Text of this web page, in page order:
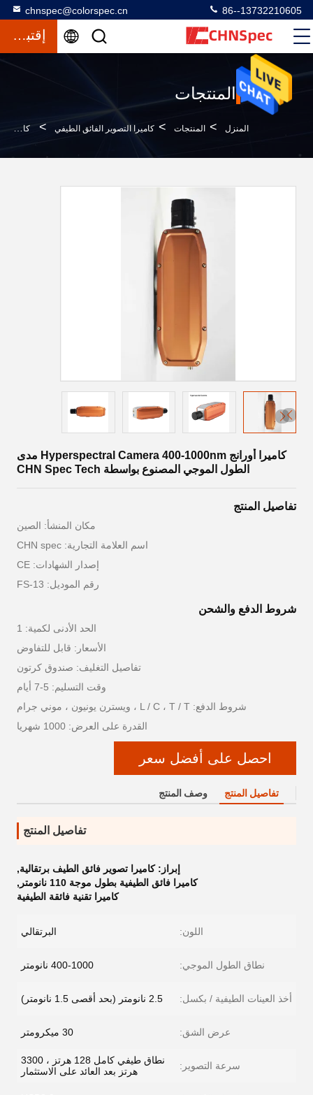
chnspec@colorspec.cn 86--13732210605
إقتباس
المنتجات
المنزل > المنتجات > كاميرا التصوير الفائق الطيفي > كاميرا أورانج Hyperspectral Camera 400-1000nm مدى الطول الموجي المصنوع بواسطة CHN Spec Tech
كاميرا أورانج Hyperspectral Camera 400-1000nm مدى
الطول الموجي المصنوع بواسطة CHN Spec Tech
تفاصيل المنتج
مكان المنشأ: الصين
اسم العلامة التجارية: CHN spec
إصدار الشهادات: CE
رقم الموديل: FS-13
شروط الدفع والشحن
الحد الأدنى لكمية: 1
الأسعار: قابل للتفاوض
تفاصيل التغليف: صندوق كرتون
وقت التسليم: 5-7 أيام
شروط الدفع: L / C ، T / T ، ويسترن يونيون ، موني جرام
القدرة على العرض: 1000 شهريا
احصل على أفضل سعر
تفاصيل المنتج وصف المنتج
تفاصيل المنتج
إبراز:كاميرا تصوير فائق الطيف برتقالية,
كاميرا فائق الطيفية بطول موجة 110 نانومتر
,
كاميرا تقنية فائقة الطيفية
اللون: البرتقالي
نطاق الطول الموجي: 400-1000 نانومتر
أخذ العينات الطيفية / بكسل: 2.5 نانومتر (بحد أقصى 1.5 نانومتر)
عرض الشق: 30 ميكرومتر
سرعة التصوير:
نطاق طيفي كامل 128 هرتز ، 3300
هرتز بعد العائد على الاستثمار